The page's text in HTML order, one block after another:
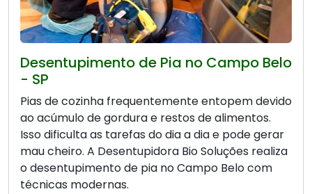
Desentupimento de Pia no Campo Belo
- SP
Pias de cozinha frequentemente entopem devido
ao acúmulo de gordura e restos de alimentos.
Isso dificulta as tarefas do dia a dia e pode gerar
mau cheiro. A Desentupidora Bio Soluções realiza
o desentupimento de pia no Campo Belo com
técnicas modernas.